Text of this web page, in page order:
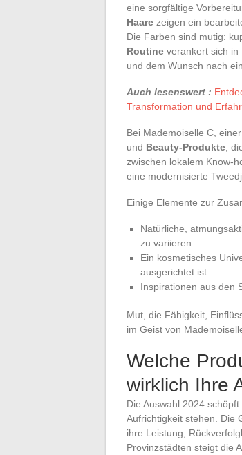
eine sorgfältige
Haare zeigen ein
Die Farben sind mutig:
Routine verankert sich in
und dem Wunsch nach
Auch lesenswert :
Transformation und
Bei Mademoiselle C,
und Beauty-Produkte ,
zwischen lokalem Know-
eine modernisierte
Einige Elemente zur
Natürliche,
zu variieren.
Ein kosmetisches
ausgerichtet ist.
Inspirationen aus den
Mut, die Fähigkeit,
im Geist von
Welche
wirklich Ihre
Die Auswahl 2024
Aufrichtigkeit stehen. Die
ihre Leistung,
Provinzstädten steigt die